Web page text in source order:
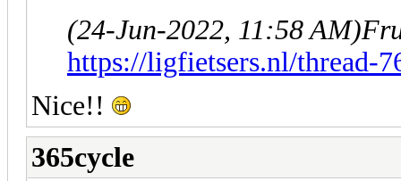
(24-Jun-2022, 11:58 AM)
https://ligfietsers.nl/thread-
Nice!!
365cycle